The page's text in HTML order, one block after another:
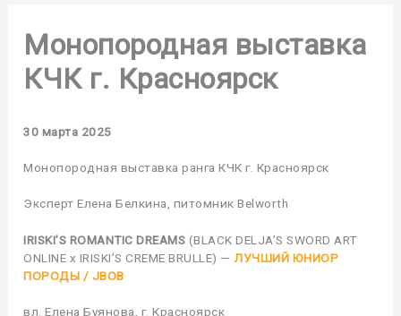
Монопородная выставка
КЧК г. Красноярск
30 марта 2025
Монопородная выставка ранга КЧК г. Красноярск
Эксперт Елена Белкина, питомник Belworth
IRISKI’S ROMANTIC DREAMS (BLACK DELJA’S SWORD ART
ONLINE x IRISKI’S CREME BRULLE) —ЛУЧШИЙ ЮНИОР
ПОРОДЫ / JBOB
вл. Елена Буянова, г. Красноярск